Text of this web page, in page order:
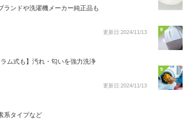
ランドや洗濯機メーカー純正品も
更新日:2024/11/13
ム式も】汚れ・匂いを強力洗浄
更新日:2024/11/13
系タイプなど
8
9